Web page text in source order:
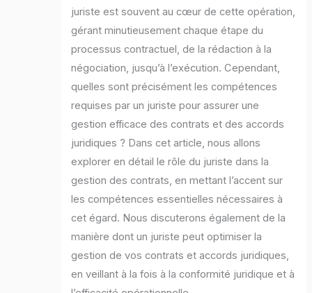
juriste est souvent au cœur de cette opération,
gérant minutieusement chaque étape du
processus contractuel, de la rédaction à la
négociation, jusqu’à l’exécution. Cependant,
quelles sont précisément les compétences
requises par un juriste pour assurer une
gestion efficace des contrats et des accords
juridiques ? Dans cet article, nous allons
explorer en détail le rôle du juriste dans la
gestion des contrats, en mettant l’accent sur
les compétences essentielles nécessaires à
cet égard. Nous discuterons également de la
manière dont un juriste peut optimiser la
gestion de vos contrats et accords juridiques,
en veillant à la fois à la conformité juridique et à